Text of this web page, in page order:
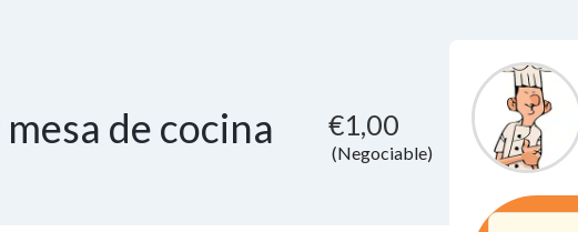
de cocina €1,00
(Negociable)